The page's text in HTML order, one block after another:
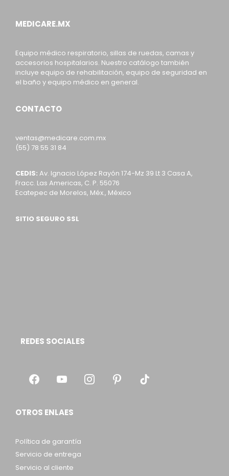
MEDICARE.MX
Equipo médico respiratorio, sillas de ruedas, camas y
accesorios hospitalarios. Nuestro catálogo también
incluye equipo de rehabilitación, equipo de seguridad en
el baño y equipo médico en general.
CONTACTO
ventas@medicare.com.mx
(55) 78 55 31 84
CEDIS: Av. Ignacio López Rayón 174-Mz 39 Lt 3 Casa A,
Fracc. Las Americas, C. P. 55076
Ecatepec de Morelos, Méx., México
SITIO SEGURO SSL
REDES SOCIALES
OTROS ENLAES
Política de garantía
Servicio de entrega
Servicio al cliente